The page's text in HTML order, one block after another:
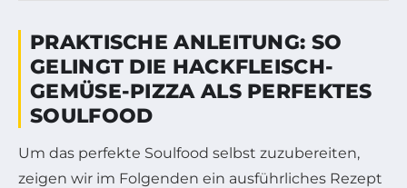
PRAKTISCHE ANLEITUNG: SO
GELINGT DIE HACKFLEISCH-
GEMÜSE-PIZZA ALS PERFEKTES
SOULFOOD
Um das perfekte Soulfood selbst zuzubereiten,
zeigen wir im Folgenden ein ausführliches Rezept